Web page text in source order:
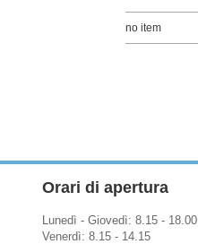
no item
Orari di apertura
Lunedì - Giovedì: 8.15 - 18.00
Venerdì: 8.15 - 14.15